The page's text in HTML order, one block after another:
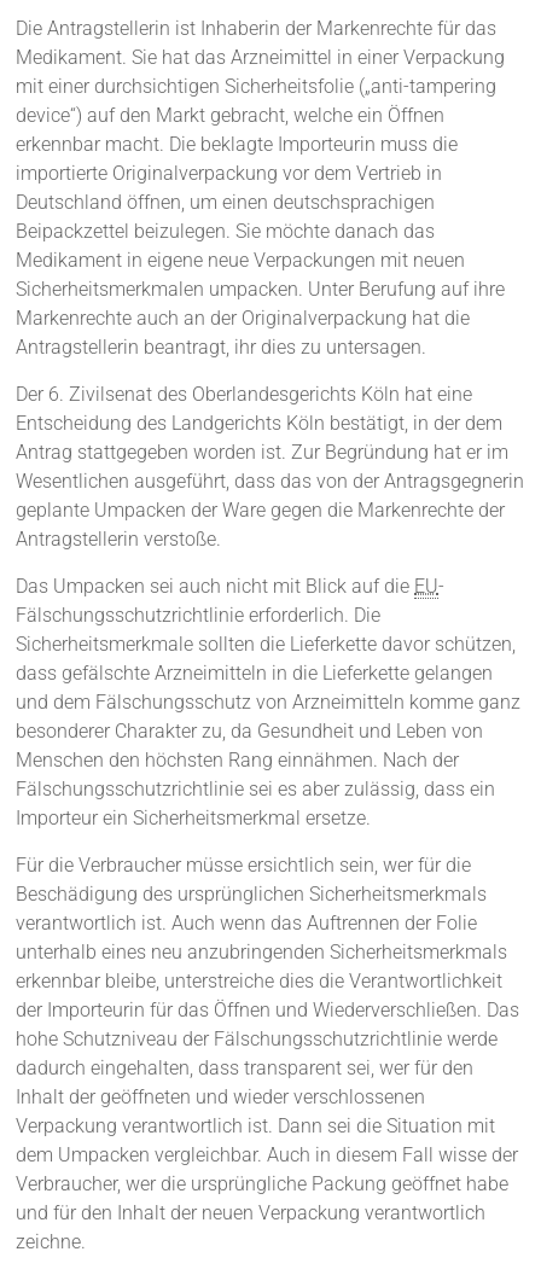
Die Antragstellerin ist Inhaberin der Markenrechte für das
Medikament. Sie hat das Arzneimittel in einer Verpackung
mit einer durchsichtigen Sicherheitsfolie („anti-tampering
device“) auf den Markt gebracht, welche ein Öffnen
erkennbar macht. Die beklagte Importeurin muss die
importierte Originalverpackung vor dem Vertrieb in
Deutschland öffnen, um einen deutschsprachigen
Beipackzettel beizulegen. Sie möchte danach das
Medikament in eigene neue Verpackungen mit neuen
Sicherheitsmerkmalen umpacken. Unter Berufung auf ihre
Markenrechte auch an der Originalverpackung hat die
Antragstellerin beantragt, ihr dies zu untersagen.
Der 6. Zivilsenat des Oberlandesgerichts Köln hat eine
Entscheidung des Landgerichts Köln bestätigt, in der dem
Antrag stattgegeben worden ist. Zur Begründung hat er im
Wesentlichen ausgeführt, dass das von der Antragsgegnerin
geplante Umpacken der Ware gegen die Markenrechte der
Antragstellerin verstoße.
Das Umpacken sei auch nicht mit Blick auf die EU-
Fälschungsschutzrichtlinie erforderlich. Die
Sicherheitsmerkmale sollten die Lieferkette davor schützen,
dass gefälschte Arzneimitteln in die Lieferkette gelangen
und dem Fälschungsschutz von Arzneimitteln komme ganz
besonderer Charakter zu, da Gesundheit und Leben von
Menschen den höchsten Rang einnähmen. Nach der
Fälschungsschutzrichtlinie sei es aber zulässig, dass ein
Importeur ein Sicherheitsmerkmal ersetze.
Für die Verbraucher müsse ersichtlich sein, wer für die
Beschädigung des ursprünglichen Sicherheitsmerkmals
verantwortlich ist. Auch wenn das Auftrennen der Folie
unterhalb eines neu anzubringenden Sicherheitsmerkmals
erkennbar bleibe, unterstreiche dies die Verantwortlichkeit
der Importeurin für das Öffnen und Wiederverschließen. Das
hohe Schutzniveau der Fälschungsschutzrichtlinie werde
dadurch eingehalten, dass transparent sei, wer für den
Inhalt der geöffneten und wieder verschlossenen
Verpackung verantwortlich ist. Dann sei die Situation mit
dem Umpacken vergleichbar. Auch in diesem Fall wisse der
Verbraucher, wer die ursprüngliche Packung geöffnet habe
und für den Inhalt der neuen Verpackung verantwortlich
zeichne.